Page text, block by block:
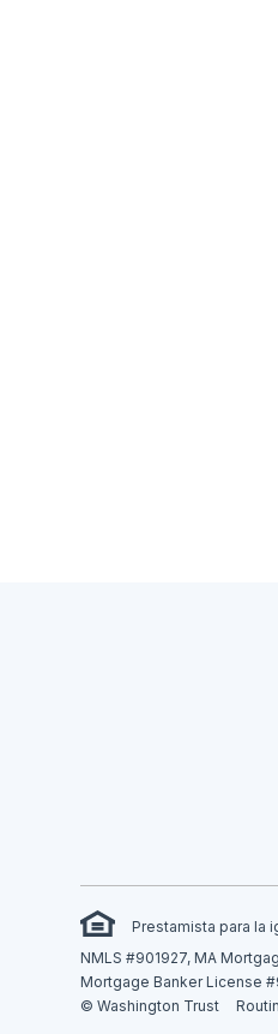
Prestamista para la
NMLS #901927, MA
Mortgage Banker License
© Washington Trust